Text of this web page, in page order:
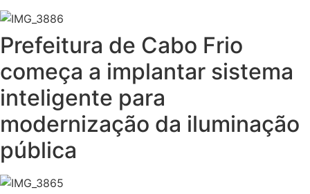
Prefeitura de Cabo Frio
começa a implantar sistema
inteligente para
modernização da iluminação
pública